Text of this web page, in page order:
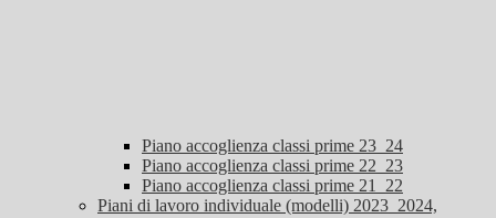
Piano accoglienza classi prime 23_24
Piano accoglienza classi prime 22_23
Piano accoglienza classi prime 21_22
Piani di lavoro individuale (modelli) 2023_2024,